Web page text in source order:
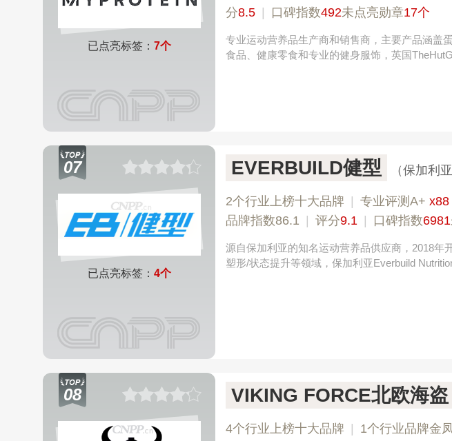
已点亮标签： 7个
分8.5 口碑指数492未点亮勋章17个
专业运动营养品生产商和销售商，主要产品涵盖
食品、健康零食和专业的健身服饰，英国
07
已点亮标签： 4个
EVERBUILD健型 （保加利
2个行业上榜十大品牌 专业评测A+ x88
品牌指数86.1
评分9.1 口碑指数6981
源自保加利亚的知名运动营养品供应商，2018年
塑形/状态提升等领域，保加利亚Everbuild
08 VIKING FORCE北欧海盗
4个行业上榜十大品牌 1个行业品牌金